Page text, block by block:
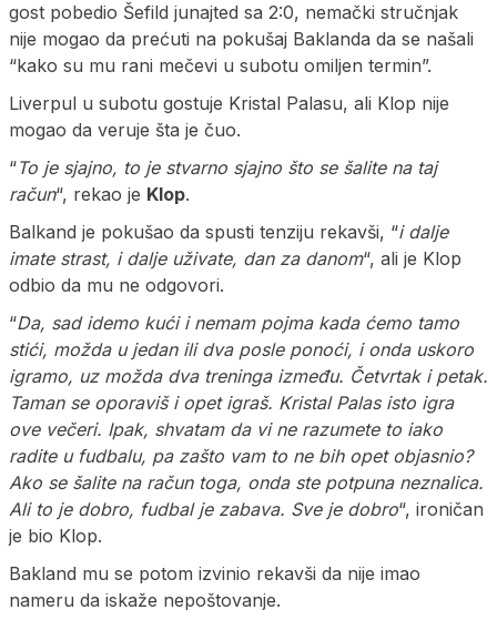
gost pobedio Šefild junajted sa 2:0, nemački stručnjak
nije mogao da prećuti na pokušaj Baklanda da se našali
“kako su mu rani mečevi u subotu omiljen termin”.
Liverpul u subotu gostuje Kristal Palasu, ali Klop nije
mogao da veruje šta je čuo.
“To je sjajno, to je stvarno sjajno što se šalite na taj
račun“, rekao je Klop.
Balkand je pokušao da spusti tenziju rekavši, “i dalje
imate strast, i dalje uživate, dan za danom“, ali je Klop
odbio da mu ne odgovori.
“Da, sad idemo kući i nemam pojma kada ćemo tamo
stići, možda u jedan ili dva posle ponoći, i onda uskoro
igramo, uz možda dva treninga između. Četvrtak i petak.
Taman se oporaviš i opet igraš. Kristal Palas isto igra
ove večeri. Ipak, shvatam da vi ne razumete to iako
radite u fudbalu, pa zašto vam to ne bih opet objasnio?
Ako se šalite na račun toga, onda ste potpuna neznalica.
Ali to je dobro, fudbal je zabava. Sve je dobro“, ironičan
je bio Klop.
Bakland mu se potom izvinio rekavši da nije imao
nameru da iskaže nepoštovanje.